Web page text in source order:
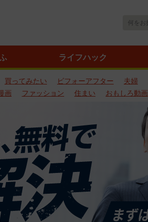
ライフハック
買ってみたい ビフォーアフター 夫婦
画 ファッション 住まい おもしろ動画